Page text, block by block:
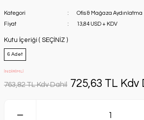
Kategori
Ofis & Mağaza Aydınlatma
Fiyat
13,84 USD + KDV
Kutu İçeriği ( SEÇİNİZ )
6 Adet
İNDİRİMLİ
763,82 TL Kdv Dahil 725,63 TL Kdv